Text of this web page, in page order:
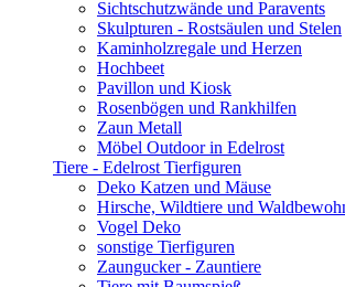
Sichtschutzwände und Paravents
Skulpturen - Rostsäulen und Stelen
Kaminholzregale und Herzen
Hochbeet
Pavillon und Kiosk
Rosenbögen und Rankhilfen
Zaun Metall
Möbel Outdoor in Edelrost
Tiere - Edelrost Tierfiguren
Deko Katzen und Mäuse
Hirsche, Wildtiere und
Vogel Deko
sonstige Tierfiguren
Zaungucker - Zauntiere